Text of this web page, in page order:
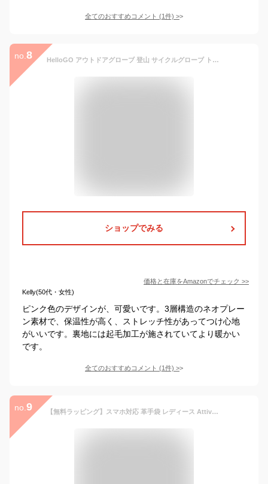
全てのおすすめコメント (1件) >
no. 8 HelloGO アウトドアグローブ 登山 サイクルグローブ トレッキング バイク 自転車 ウォーキング 防寒防風防雨 滑り止め付き スマホタッチパネル対応 撥水 手袋 ピンクL
ショップでみる
価格と在庫をAmazonでチェック >>
Kelly(50代・女性)
ピンク色のデザインが、可愛いです。3層構造のネオプレー
ン素材で、保温性が高く、ストレッチ性があってつけ心地
がいいです。裏地には起毛加工が施されていてより暖かい
です。
全てのおすすめコメント (1件) >
no. 9 【無料ラッピング】スマホ対応 革手袋 レディース Attivo [全4色/全4サイズ] [ATKU036] レザー手袋 グローブ 暖かい シープスキン 女性 手袋 本革 レザー 秋冬 防寒対策 おしゃれ 無地 シンプル ギフト プレゼント 彼女 女性 通勤 通学 ブランド